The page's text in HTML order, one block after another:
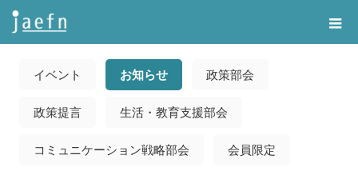
告知・記事一覧
イベント お知らせ 政策部会
政策提言 生活・教育支援部会
コミュニケーション戦略部会 会員限定